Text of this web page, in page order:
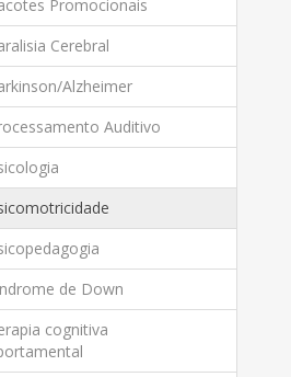
Promocionais
Cerebral
Alzheimer
Auditivo
de Down
cognitiva